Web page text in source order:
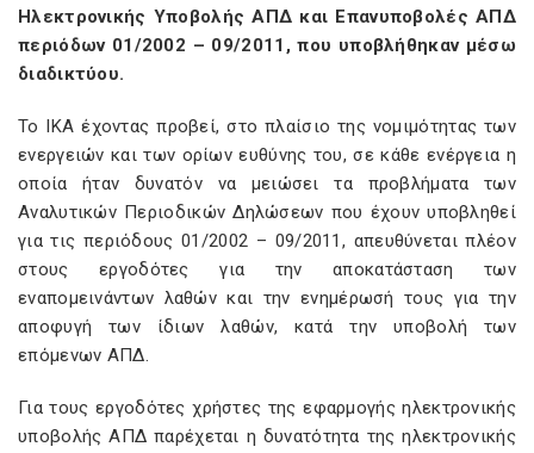
Ηλεκτρονικής Υποβολής ΑΠΔ και Επανυποβολές ΑΠΔ
περιόδων 01/2002 – 09/2011, που υποβλήθηκαν μέσω
διαδικτύου.
Το ΙΚΑ έχοντας προβεί, στο πλαίσιο της νομιμότητας των
ενεργειών και των ορίων ευθύνης του, σε κάθε ενέργεια η
οποία ήταν δυνατόν να μειώσει τα προβλήματα των
Αναλυτικών Περιοδικών Δηλώσεων που έχουν υποβληθεί
για τις περιόδους 01/2002 – 09/2011, απευθύνεται πλέον
στους εργοδότες για την αποκατάσταση των
εναπομεινάντων λαθών και την ενημέρωσή τους για την
αποφυγή των ίδιων λαθών, κατά την υποβολή των
επόμενων ΑΠΔ.
Για τους εργοδότες χρήστες της εφαρμογής ηλεκτρονικής
υποβολής ΑΠΔ παρέχεται η δυνατότητα της ηλεκτρονικής